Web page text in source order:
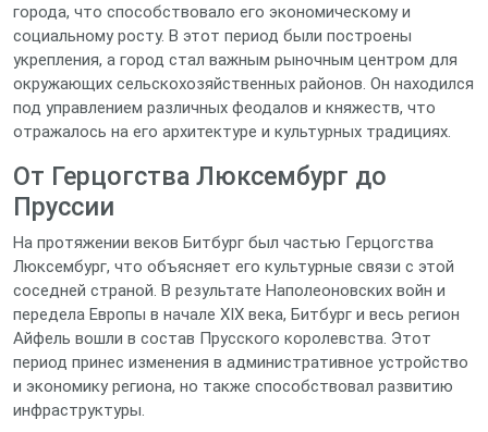
города, что способствовало его экономическому и
социальному росту. В этот период были построены
укрепления, а город стал важным рыночным центром для
окружающих сельскохозяйственных районов. Он находился
под управлением различных феодалов и княжеств, что
отражалось на его архитектуре и культурных традициях.
От Герцогства Люксембург до
Пруссии
На протяжении веков Битбург был частью Герцогства
Люксембург, что объясняет его культурные связи с этой
соседней страной. В результате Наполеоновских войн и
передела Европы в начале XIX века, Битбург и весь регион
Айфель вошли в состав Прусского королевства. Этот
период принес изменения в административное устройство
и экономику региона, но также способствовал развитию
инфраструктуры.